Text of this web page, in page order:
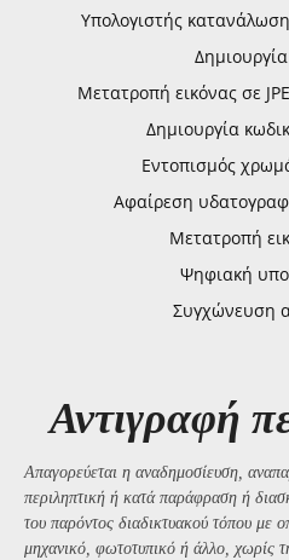
Υπολογιστής
Μετατροπή εικόνας σε
Δημιουργία
Εντοπισμός
Αφαίρεση
Μετατροπή
Ψηφιακή
Συγχώνευση
Αντιγραφή
Απαγορεύεται η αναδημοσίευση,
περιληπτική ή κατά παράφραση ή
του παρόντος διαδικτυακού τόπου με
μηχανικό, φωτοτυπικό ή άλλο, χωρίς